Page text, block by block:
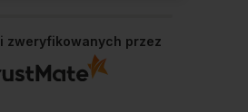
zweryfikowanych przez